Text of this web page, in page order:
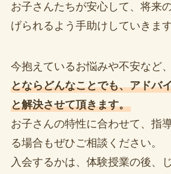
お子さんたちが安心して、将来
げられるよう手助けしていきます
今抱えているお悩みや不安など、
とならどんなことでも、アドバ
と解決させて頂きます。
お子さんの特性に合わせて、指
る場合もぜひご相談ください。
入会するかは、体験授業の後、